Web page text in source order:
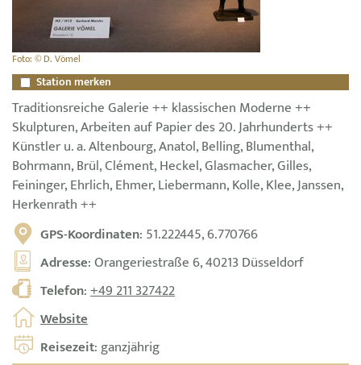
Foto: © D. Vömel
Station merken
Traditionsreiche Galerie ++ klassischen Moderne ++
Skulpturen, Arbeiten auf Papier des 20. Jahrhunderts ++
Künstler u. a. Altenbourg, Anatol, Belling, Blumenthal,
Bohrmann, Brül, Clément, Heckel, Glasmacher, Gilles,
Feininger, Ehrlich, Ehmer, Liebermann, Kolle, Klee, Janssen,
Herkenrath ++
GPS-Koordinaten: 51.222445, 6.770766
Adresse: Orangeriestraße 6, 40213 Düsseldorf
Telefon:+49 211 327422
Website
Reisezeit: ganzjährig